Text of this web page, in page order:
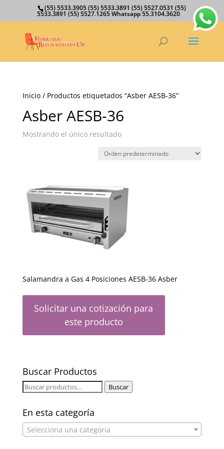
(55) 5533.3905 (55) 5533.3891 (55) 5527.0531 (55)
5533.3891 (55) 5527.1265 Whatsapp 55.3104.3620
Inicio/ Productos etiquetados “Asber AESB-36”
Asber AESB-36
Mostrando el único resultado
Salamandra a Gas 4 Posiciones AESB-36 Asber
Solicitar una cotización para
este producto
Buscar Productos
Buscar
Buscar
En esta categoría
Selecciona una categoría